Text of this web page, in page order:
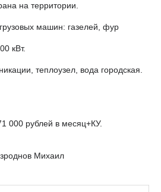
на территории.
машин: газелей, фур
кВт.
теплоузел, вода городская.
000 рублей в месяц+КУ.
Михаил